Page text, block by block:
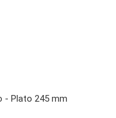
- Plato 245 mm